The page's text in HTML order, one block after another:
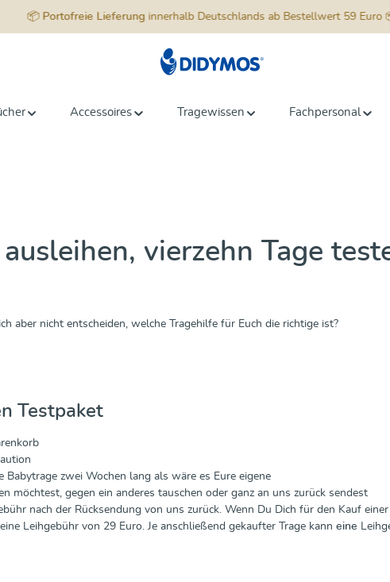
📦 Portofreie Lieferunginnerhalb Deutschlands ab Bestellwert 59 Euro
Accessoires Tragewissen Fachpersonal
vierzehn Tage
aber nicht entscheiden, welche Tragehilfe für Euch die richtige ist?
Testpaket
zwei Wochen lang als wäre es Eure eigene
möchtest, gegen ein anderes tauschen oder ganz an uns zurück sendest
nach der Rücksendung von uns zurück. Wenn Du Dich für den Kauf
Leihgebühr von 29 Euro. Je anschließend gekaufter Trage kann eine